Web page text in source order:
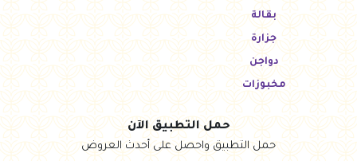
بقالة
جزارة
دواجن
مخبوزات
حمل التطبيق الآن
حمل التطبيق واحصل على أحدث العروض